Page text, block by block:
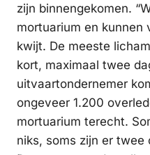
zijn binnengekomen.
mortuarium en kunnen
kwijt. De meeste
kort, maximaal twee
uitvaartondernemer
ongeveer 1.200
mortuarium terecht.
niks, soms zijn er twee